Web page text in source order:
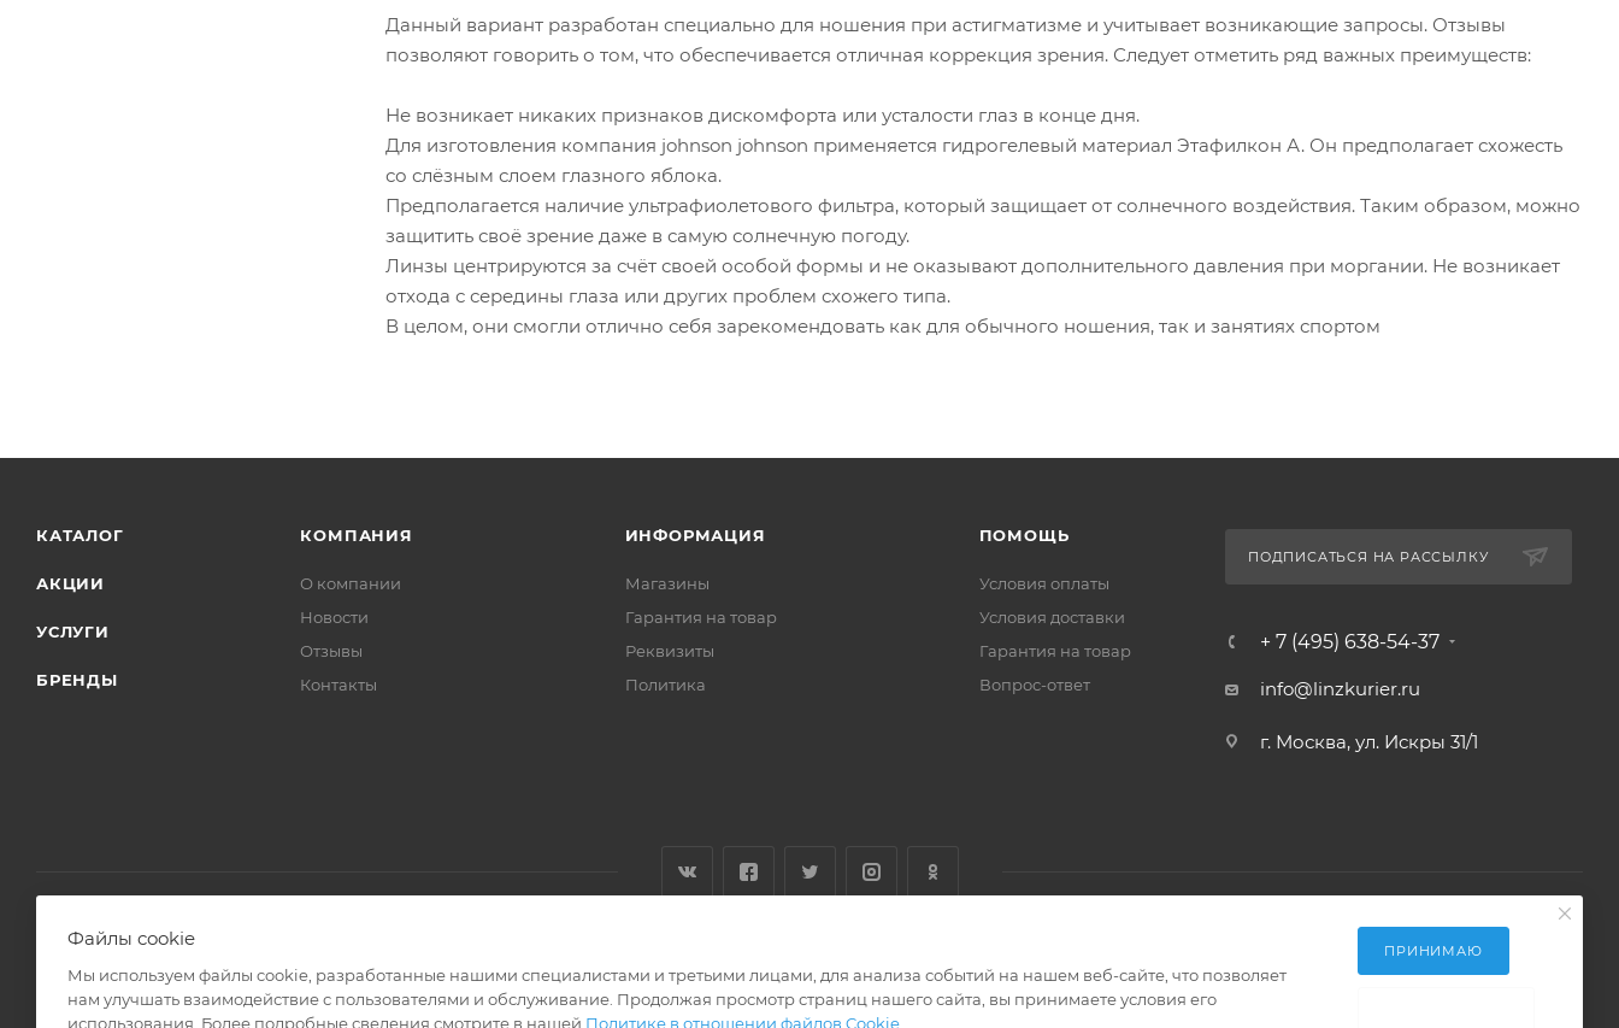
Данный вариант разработан специально для ношения при астигматизме и учитывает возникающие запросы. Отзывы
позволяют говорить о том, что обеспечивается отличная коррекция зрения. Следует отметить ряд важных преимуществ:
Не возникает никаких признаков дискомфорта или усталости глаз в конце дня.
Для изготовления компания johnson johnson применяется гидрогелевый материал Этафилкон А. Он предполагает схожесть
со слёзным слоем глазного яблока.
Предполагается наличие ультрафиолетового фильтра, который защищает от солнечного воздействия. Таким образом, можно
защитить своё зрение даже в самую солнечную погоду.
Линзы центрируются за счёт своей особой формы и не оказывают дополнительного давления при моргании. Не возникает
отхода с середины глаза или других проблем схожего типа.
В целом, они смогли отлично себя зарекомендовать как для обычного ношения, так и занятиях спортом
КАТАЛОГ
АКЦИИ
УСЛУГИ
БРЕНДЫ
КОМПАНИЯ
О компании
Новости
Отзывы
Контакты
ИНФОРМАЦИЯ
Магазины
Гарантия на товар
Реквизиты
Политика
ПОМОЩЬ
Условия оплаты
Условия доставки
Гарантия на товар
Вопрос-ответ
ПОДПИСАТЬСЯ НА РАССЫЛКУ
+ 7 (495) 638-54-37
info@linzkurier.ru
г. Москва, ул. Искры 31/1
2008 - 2026 © Интернет магазин Линз Курьер
Файлы cookie
Мы используем файлы cookie, разработанные нашими специалистами и третьими лицами, для анализа событий на нашем веб-сайте, что позволяет
нам улучшать взаимодействие с пользователями и обслуживание. Продолжая просмотр страниц нашего сайта, вы принимаете условия его
использования. Более подробные сведения смотрите в нашей Политике в отношении файлов Cookie
ПРИНИМАЮ